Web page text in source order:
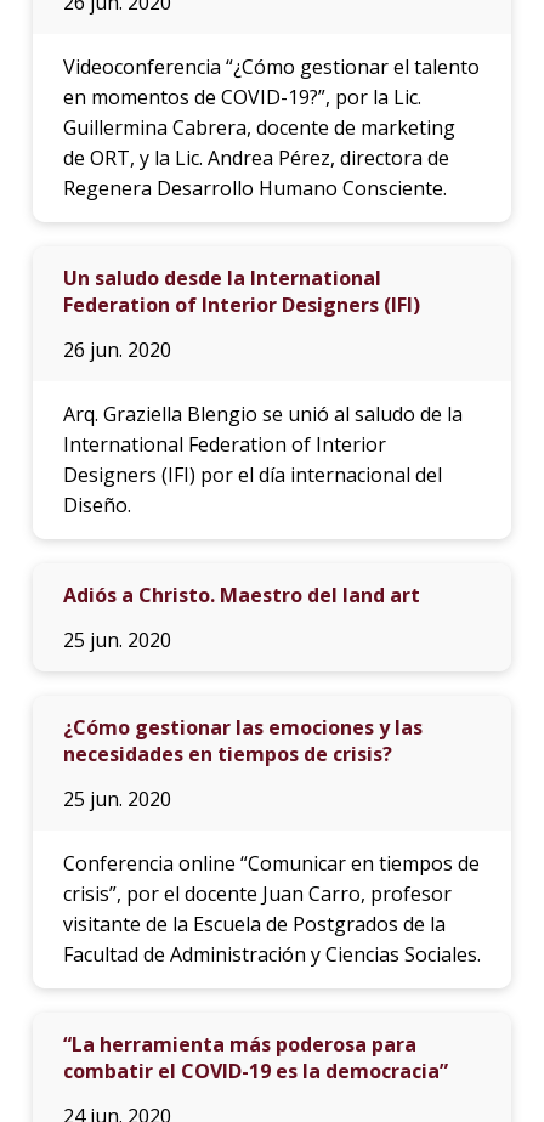
Videoconferencia “¿Cómo gestionar el talento
en momentos de COVID-19?”, por la Lic.
Guillermina Cabrera, docente de marketing
de ORT, y la Lic. Andrea Pérez, directora de
Regenera Desarrollo Humano Consciente.
Un saludo desde la International
Federation of Interior Designers (IFI)
26 jun. 2020
Arq. Graziella Blengio se unió al saludo de la
International Federation of Interior
Designers (IFI) por el día internacional del
Diseño.
Adiós a Christo. Maestro del land art
25 jun. 2020
¿Cómo gestionar las emociones y las
necesidades en tiempos de crisis?
25 jun. 2020
Conferencia online “Comunicar en tiempos de
crisis”, por el docente Juan Carro, profesor
visitante de la Escuela de Postgrados de la
Facultad de Administración y Ciencias Sociales.
“La herramienta más poderosa para
combatir el COVID-19 es la democracia”
24 jun. 2020